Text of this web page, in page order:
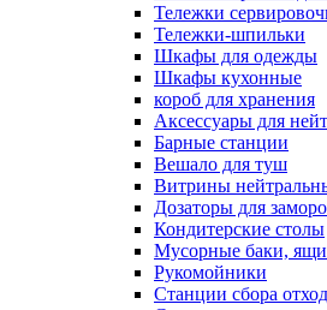
Тележки
Тележки-шпильки
Шкафы для одежды
Шкафы кухонные
короб для хранения
Аксессуары для
Барные станции
Вешало для туш
Витрины
Дозаторы для
Кондитерские столы
Мусорные баки,
Рукомойники
Станции сбора